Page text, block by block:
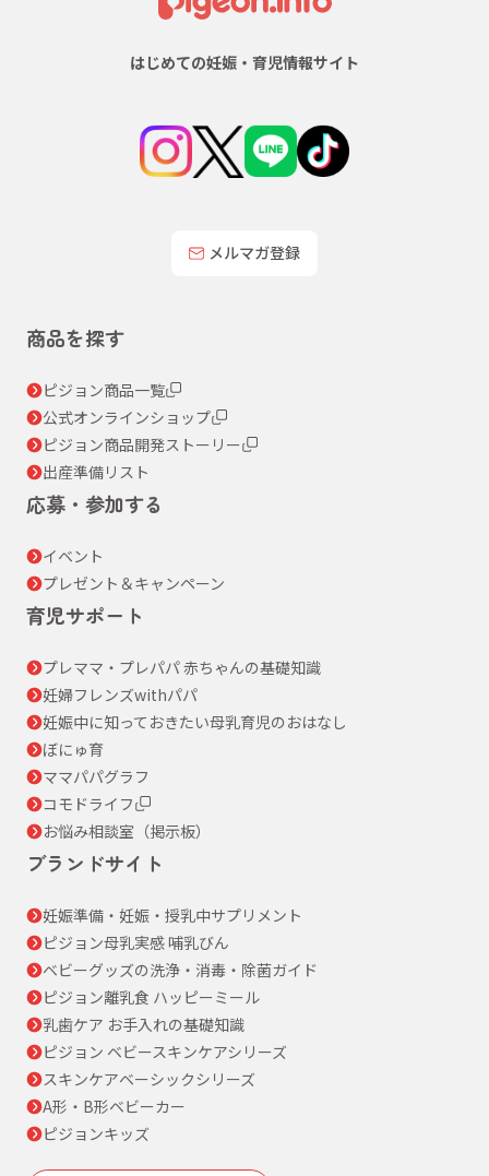
はじめての妊娠・育児情報サイト
メルマガ登録
商品を探す
ピジョン商品一覧
公式オンラインショップ
ピジョン商品開発ストーリー
出産準備リスト
応募・参加する
イベント
プレゼント＆キャンペーン
育児サポート
プレママ・プレパパ 赤ちゃんの基礎知識
妊婦フレンズwithパパ
妊娠中に知っておきたい母乳育児のおはなし
ぼにゅ育
ママパパグラフ
コモドライフ
お悩み相談室（掲示板）
ブランドサイト
妊娠準備・妊娠・授乳中サプリメント
ピジョン母乳実感 哺乳びん
ベビーグッズの洗浄・消毒・除菌ガイド
ピジョン離乳食 ハッピーミール
乳歯ケア お手入れの基礎知識
ピジョン ベビースキンケアシリーズ
スキンケアベーシックシリーズ
A形・B形ベビーカー
ピジョンキッズ